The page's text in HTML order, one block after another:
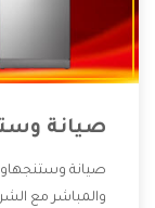
صيانة
صيانة
والمباشر مع